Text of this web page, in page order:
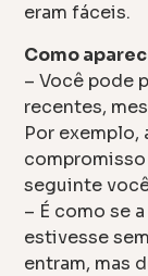
eram fáceis.
Como
– Você pode
recentes,
Por exemplo,
compromisso
seguinte
– É como se
estivesse
entram, mas